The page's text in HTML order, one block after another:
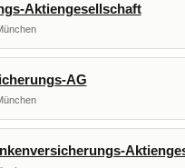
Aktiengesellschaft
AG